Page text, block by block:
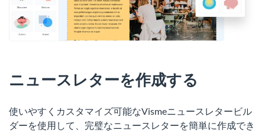
ニュースレターを作成する
使いやすくカスタマイズ可能なVismeニュースレタービル
ダーを使用して、完璧なニュースレターを簡単に作成でき